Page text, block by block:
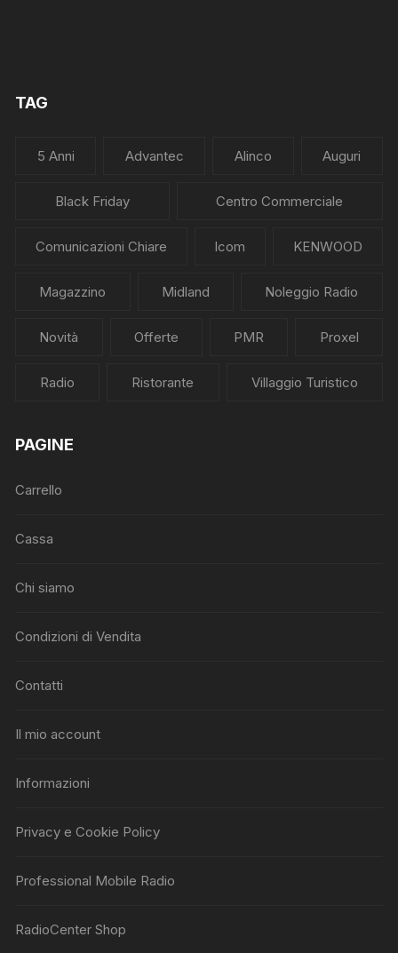
TAG
5 Anni Advantec Alinco Auguri
Black Friday Centro Commerciale
Comunicazioni Chiare Icom KENWOOD
Magazzino Midland Noleggio Radio
Novità Offerte PMR Proxel
Radio Ristorante Villaggio Turistico
PAGINE
Carrello
Cassa
Chi siamo
Condizioni di Vendita
Contatti
Il mio account
Informazioni
Privacy e Cookie Policy
Professional Mobile Radio
RadioCenter Shop